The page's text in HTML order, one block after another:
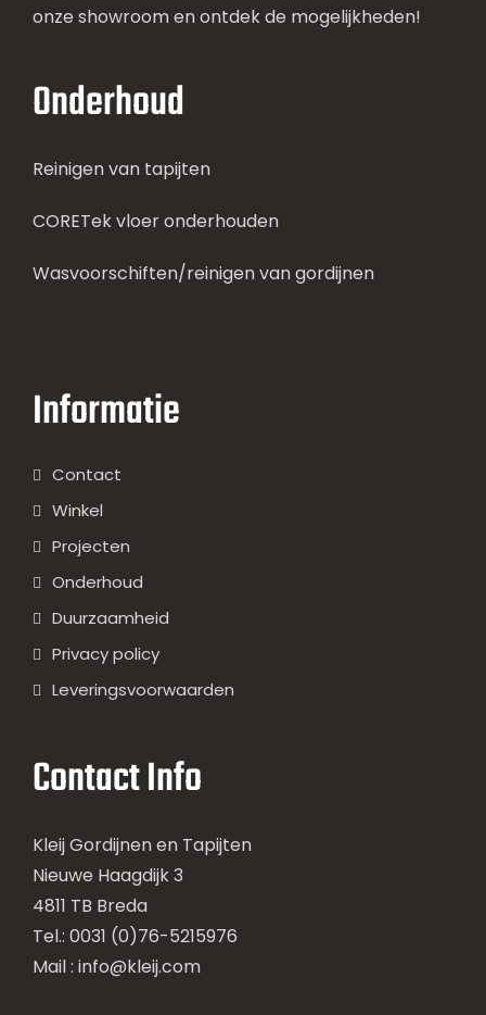
onze showroom en ontdek de mogelijkheden!
Onderhoud
Reinigen van tapijten
CORETek vloer onderhouden
Wasvoorschiften/reinigen van gordijnen
Informatie
Contact
Winkel
Projecten
Onderhoud
Duurzaamheid
Privacy policy
Leveringsvoorwaarden
Contact Info
Kleij Gordijnen en Tapijten
Nieuwe Haagdijk 3
4811 TB Breda
Tel.: 0031 (0)76-5215976
Mail : info@kleij.com